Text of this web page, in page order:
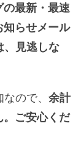
の最新・最速
知らせメール
見逃しな
ので、 余計
。ご安心くだ